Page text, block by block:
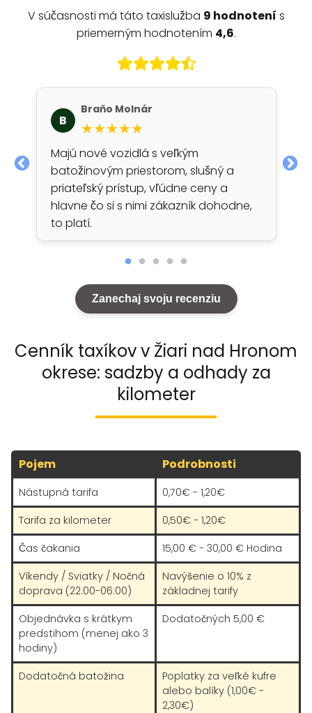
V súčasnosti má táto taxislužba 9 hodnotení s
priemerným hodnotením 4,6.
B
Braňo Molnár
★★★★★
Majú nové vozidlá s veľkým
batožinovým priestorom, slušný a
priateľský prístup, vľúdne ceny a
hlavne čo si s nimi zákazník dohodne,
to platí.
Zanechaj svoju recenziu
Cenník taxíkov v Žiari nad Hronom
okrese: sadzby a odhady za
kilometer
Pojem Podrobnosti
Nástupná tarifa
0,70€ - 1,20€
Tarifa za kilometer
0,50€ - 1,20€
Čas čakania
15,00 € - 30,00 € Hodina
Víkendy / Sviatky / Nočná
doprava (22:00-06:00)
Navýšenie o 10% z
základnej tarify
Objednávka s krátkym
predstihom (menej ako 3
hodiny)
Dodatočných 5,00 €
Dodatočná batožina
Poplatky za veľké kufre
alebo balíky (1,00€ -
2,30€)